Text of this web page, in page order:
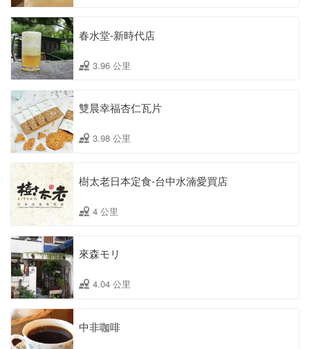
春水堂-新時代店
3.96 公里
雙晨幸福杏仁瓦片
3.98 公里
樹太老日本定食-台中水湳愛買店
4 公里
來森モリ
4.04 公里
中非咖啡